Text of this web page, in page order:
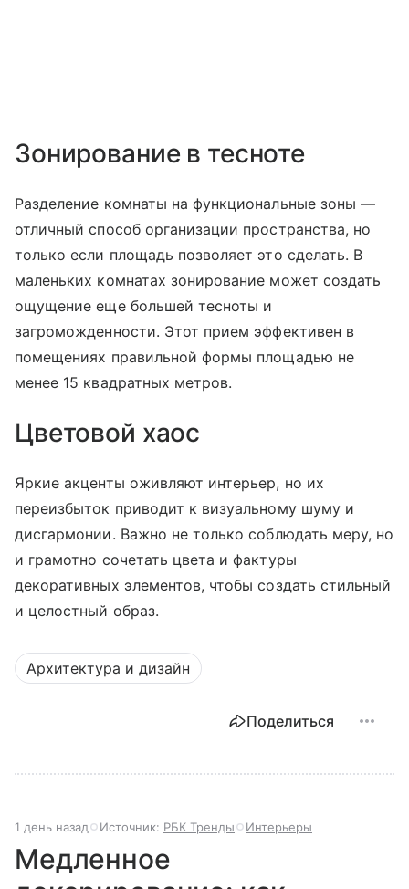
Зонирование в тесноте
Разделение комнаты на функциональные зоны —
отличный способ организации пространства, но
только если площадь позволяет это сделать. В
маленьких комнатах зонирование может создать
ощущение еще большей тесноты и
загроможденности. Этот прием эффективен в
помещениях правильной формы площадью не
менее 15 квадратных метров.
Цветовой хаос
Яркие акценты оживляют интерьер, но их
переизбыток приводит к визуальному шуму и
дисгармонии. Важно не только соблюдать меру, но
и грамотно сочетать цвета и фактуры
декоративных элементов, чтобы создать стильный
и целостный образ.
Архитектура и дизайн
Поделиться
1 день назад Источник: РБК Тренды Интерьеры
Медленное